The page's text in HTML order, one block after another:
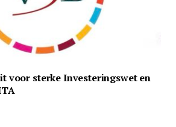
voor sterke Investeringswet en